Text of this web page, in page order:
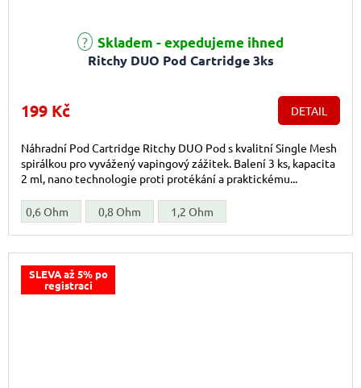
Ritchy DUO Pod Cartridge 3ks
Skladem - expedujeme ihned
199 Kč DETAIL
Náhradní Pod Cartridge Ritchy DUO Pod s kvalitní Single Mesh
spirálkou pro vyvážený vapingový zážitek. Balení 3 ks, kapacita
2 ml, nano technologie proti protékání a praktickému...
0,6 Ohm 0,8 Ohm 1,2 Ohm
SLEVA až 5% po
registraci